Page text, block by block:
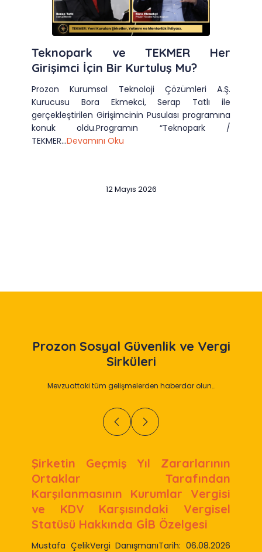
Teknopark ve TEKMER Her
Girişimci İçin Bir Kurtuluş Mu?
Prozon Kurumsal Teknoloji Çözümleri A.Ş.
Kurucusu Bora Ekmekci, Serap Tatlı ile
gerçekleştirilen Girişimcinin Pusulası programına
konuk oldu.Programın “Teknopark /
TEKMER...Devamını Oku
12 Mayıs 2026
Prozon Sosyal Güvenlik ve Vergi
Sirküleri
Mevzuattaki tüm gelişmelerden haberdar olun…
Şirketin Geçmiş Yıl Zararlarının
Ortaklar Tarafından
Karşılanmasının Kurumlar Vergisi
ve KDV Karşısındaki Vergisel
Statüsü Hakkında GİB Özelgesi
Mustafa ÇelikVergi DanışmanıTarih: 06.08.2026